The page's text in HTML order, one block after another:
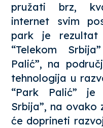
pružati brz,
internet svim
park je rezultat
“Telekom
Palić”, na
tehnologija u
“Park Palić” je
Srbija”, na ovako
će doprineti